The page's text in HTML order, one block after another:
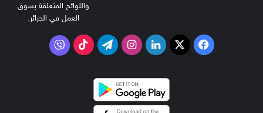
واللوائح المتعلقة بسوق
العمل في الجزائر.
فيسبوك
‫X لينكدإنانستقرامتيلقرام‫TikTokفايبر